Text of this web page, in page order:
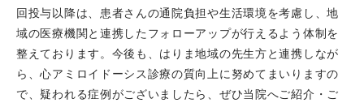
Case 4 Complex Lesionでオペレーターを務めました。
2025.07.17 はり姫公開講座で、嶋根章不整脈センター
長が心房細動の早期発見と治療について講演しました。
2025.07.16 第45回はり姫健康講座で、松尾晃樹医師が
「血圧とコレステロールの管理について」講演しました。
回投与以降は、患者さんの通院負担や生活環境を考慮し、地
域の医療機関と連携したフォローアップが行えるよう体制を
整えております。今後も、はりま地域の先生方と連携しなが
ら、心アミロイドーシス診療の質向上に努めてまいりますの
で、疑われる症例がございましたら、ぜひ当院へご紹介・ご